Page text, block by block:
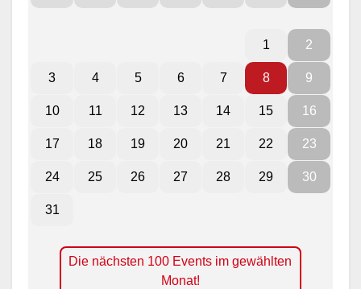
1 2
3 4 5 6 7 8 9
10 11 12 13 14 15 16
17 18 19 20 21 22 23
24 25 26 27 28 29 30
31
Die nächsten 100 Events im gewählten
Monat!